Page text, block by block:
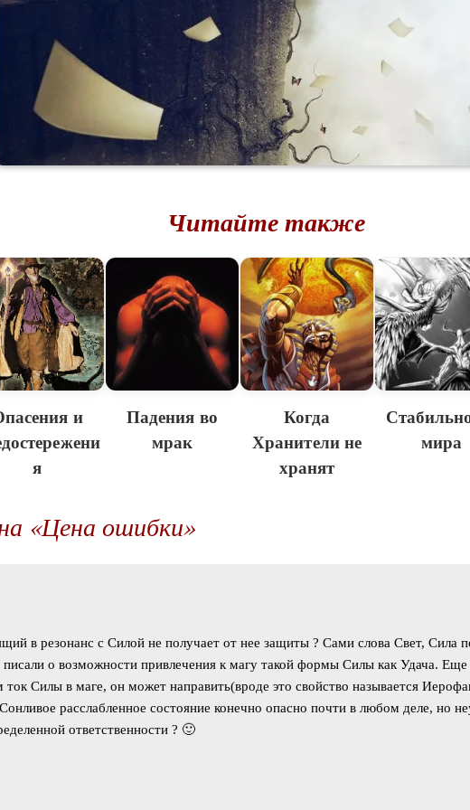
Читайте также
и
я
Падения во
мрак
Когда
Хранители не
хранят
мира
«Цена ошибки»
в резонанс с Силой не получает от нее защиты ? Сами слова Свет, Сила
о возможности привлечения к магу такой формы Силы как Удача. Еще
ток Силы в маге, он может направить(вроде это свойство называется
расслабленное состояние конечно опасно почти в любом деле, но
ответственности ? 🙂